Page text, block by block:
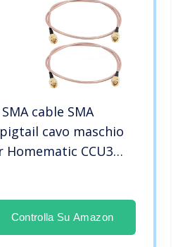
cable SMA
cavo maschio
Homematic CCU3
Pi 2.4GHz
Controlla Su Amazon